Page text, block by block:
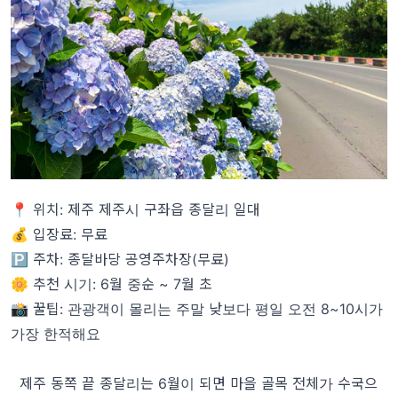
📍 위치: 제주 제주시 구좌읍 종달리 일대
💰 입장료: 무료
🅿️ 주차: 종달바당 공영주차장(무료)
🌼 추천 시기: 6월 중순 ~ 7월 초
📸 꿀팁: 관광객이 몰리는 주말 낮보다 평일 오전 8~10시가
가장 한적해요
제주 동쪽 끝 종달리는 6월이 되면 마을 골목 전체가 수국으